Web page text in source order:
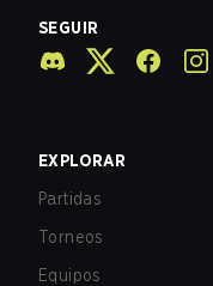
SEGUIR
EXPLORAR
Partidas
Torneos
Equipos